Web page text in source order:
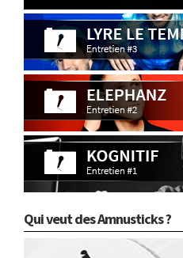
Qui veut des Amnusticks ?